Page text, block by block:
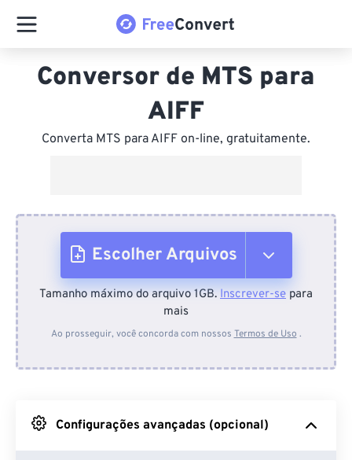
Conversor de MTS para
AIFF
Converta MTS para AIFF on-line, gratuitamente.
Escolher Arquivos
Do dispositivo
Do Google Drive
Tamanho máximo do arquivo 1GB. Inscrever-se para
mais
Ao prosseguir, você concorda com nossos Termos de Uso .
Configurações avançadas (opcional)